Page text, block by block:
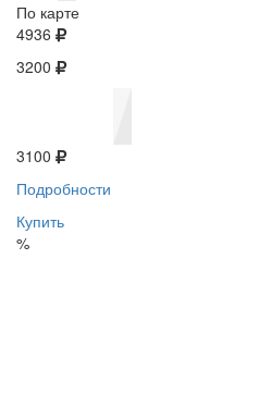
По карте
4936
3200
3100
Подробности
Купить
%